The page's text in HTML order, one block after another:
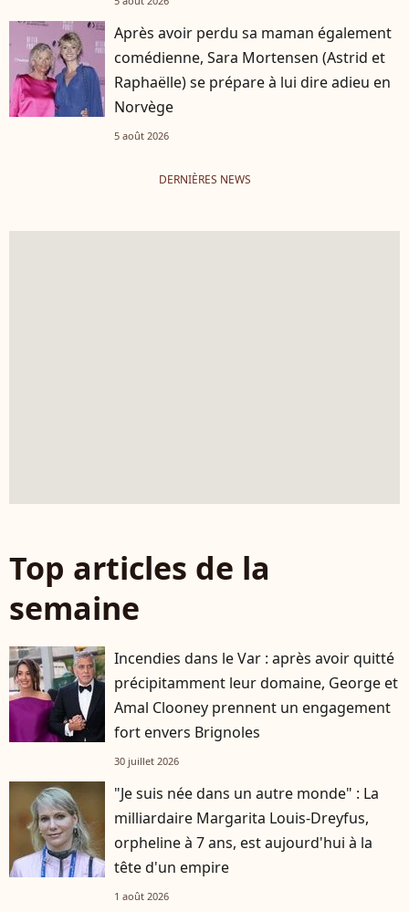
Après avoir perdu sa maman également
comédienne, Sara Mortensen (Astrid et
Raphaëlle) se prépare à lui dire adieu en
Norvège
5 août 2026
DERNIÈRES NEWS
Top articles de la
semaine
Incendies dans le Var : après avoir quitté
précipitamment leur domaine, George et
Amal Clooney prennent un engagement
fort envers Brignoles
30 juillet 2026
"Je suis née dans un autre monde" : La
milliardaire Margarita Louis-Dreyfus,
orpheline à 7 ans, est aujourd'hui à la
tête d'un empire
1 août 2026